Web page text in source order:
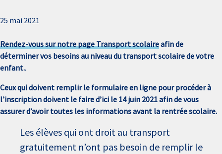
25 mai 2021
Rendez-vous sur notre page Transport scolaireafin de
déterminer vos besoins au niveau du transport scolaire de votre
enfant..
Ceux qui doivent remplir le formulaire en ligne pour procéder à
l’inscription doivent le faire d’ici le 14 juin 2021 afin de vous
assurer d’avoir toutes les informations avant la rentrée scolaire.
Les élèves qui ont droit au transport
gratuitement n’ont pas besoin de remplir le